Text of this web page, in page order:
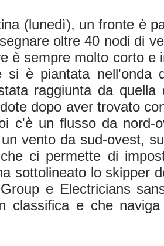
(lunedì), un fronte è
oltre 40 nodi di
è sempre molto corto e
si è piantata nell'onda
raggiunta da quella
dopo aver trovato
c'è un flusso da nord-
vento da sud-ovest,
ci permette di
sottolineato lo skipper
e Electricians
classifica e che